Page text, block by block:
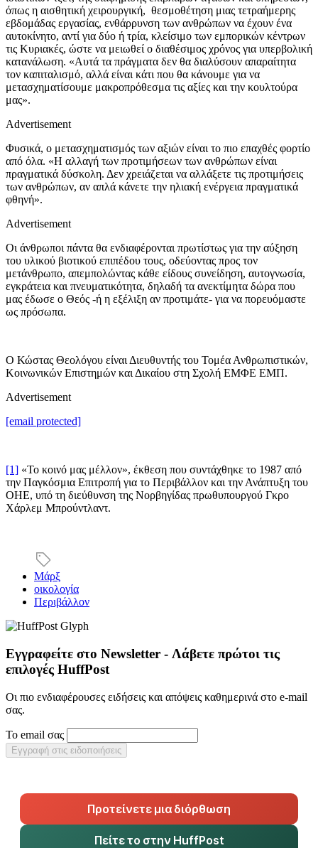
όπως η αισθητική χειρουργική, θεσμοθέτηση μιας τετραήμερης
εβδομάδας εργασίας, ενθάρρυνση των ανθρώπων να έχουν ένα
αυτοκίνητο, αντί για δύο ή τρία, κλείσιμο των εμπορικών κέντρων
τις Κυριακές, ώστε να μειωθεί ο διαθέσιμος χρόνος για υπερβολική
κατανάλωση. «Αυτά τα πράγματα δεν θα διαλύσουν απαραίτητα
τον καπιταλισμό, αλλά είναι κάτι που θα κάνουμε για να
μετασχηματίσουμε μακροπρόθεσμα τις αξίες και την κουλτούρα
μας».
Advertisement
Φυσικά, ο μετασχηματισμός των αξιών είναι το πιο επαχθές φορτίο
από όλα. «Η αλλαγή των προτιμήσεων των ανθρώπων είναι
πραγματικά δύσκολη. Δεν χρειάζεται να αλλάξετε τις προτιμήσεις
των ανθρώπων, αν απλά κάνετε την ηλιακή ενέργεια πραγματικά
φθηνή».
Advertisement
Οι άνθρωποι πάντα θα ενδιαφέρονται πρωτίστως για την αύξηση
του υλικού βιοτικού επιπέδου τους, οδεύοντας προς τον
μετάνθρωπο, απεμπολώντας κάθε είδους συνείδηση, αυτογνωσία,
εγκράτεια και πνευματικότητα, δηλαδή τα ανεκτίμητα δώρα που
μας έδωσε ο Θεός -ή η εξέλιξη αν προτιμάτε- για να πορευόμαστε
ως πρόσωπα.
Ο Κώστας Θεολόγου είναι Διευθυντής του Τομέα Ανθρωπιστικών,
Κοινωνικών Επιστημών και Δικαίου στη Σχολή ΕΜΦΕ ΕΜΠ.
Advertisement
[email protected]
[1] «Το κοινό μας μέλλον», έκθεση που συντάχθηκε το 1987 από
την Παγκόσμια Επιτροπή για το Περιβάλλον και την Ανάπτυξη του
ΟΗΕ, υπό τη διεύθυνση της Νορβηγίδας πρωθυπουργού Γκρο
Χάρλεμ Μπρούντλαντ.
Μάρξ
οικολογία
Περιβάλλον
Εγγραφείτε στο Newsletter - Λάβετε πρώτοι τις
επιλογές HuffPost
Οι πιο ενδιαφέρουσες ειδήσεις και απόψεις καθημερινά στο e-mail
σας.
Το email σας
Εγγραφή στις ειδοποιήσεις
Προτείνετε μια διόρθωση
Πείτε το στην HuffPost